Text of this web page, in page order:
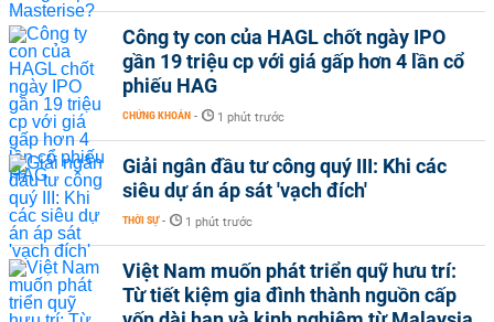
Công ty con của HAGL chốt ngày IPO
gần 19 triệu cp với giá gấp hơn 4 lần cổ
phiếu HAG
CHỨNG KHOÁN - 1 phút trước
Giải ngân đầu tư công quý III: Khi các
siêu dự án áp sát 'vạch đích'
THỜI SỰ - 1 phút trước
Việt Nam muốn phát triển quỹ hưu trí:
Từ tiết kiệm gia đình thành nguồn cấp